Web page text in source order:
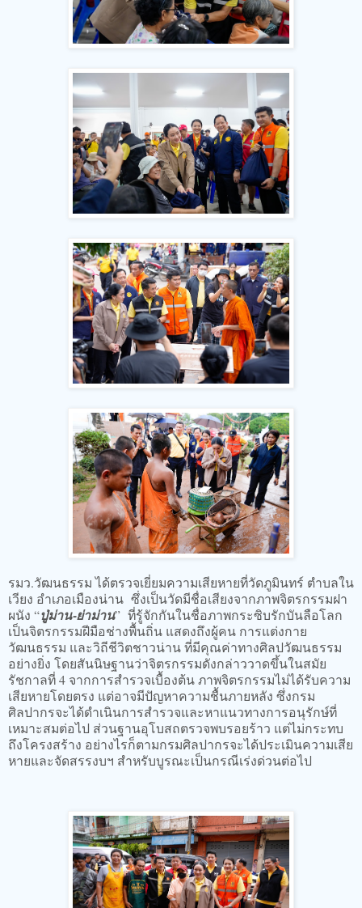
รมว.วัฒนธรรม ได้ตรวจเยี่ยมความเสียหายที่วัดภูมินทร์ ตำบลใน
เวียง อำเภอเมืองน่าน ซึ่งเป็นวัดมีชื่อเสียงจากภาพจิตรกรรมฝา
ผนัง “ปู่ม่าน‑ย่าม่าน” ที่รู้จักกันในชื่อภาพกระซิบรักบันลือโลก
เป็นจิตรกรรมฝีมือช่างพื้นถิ่น แสดงถึงผู้คน การแต่งกาย
วัฒนธรรม และวิถีชีวิตชาวน่าน ที่มีคุณค่าทางศิลปวัฒนธรรม
อย่างยิ่ง โดยสันนิษฐานว่าจิตรกรรมดังกล่าววาดขึ้นในสมัย
รัชกาลที่ 4 จากการสำรวจเบื้องต้น ภาพจิตรกรรมไม่ได้รับความ
เสียหายโดยตรง แต่อาจมีปัญหาความชื้นภายหลัง ซึ่งกรม
ศิลปากรจะได้ดำเนินการสำรวจและหาแนวทางการอนุรักษ์ที่
เหมาะสมต่อไป ส่วนฐานอุโบสถตรวจพบรอยร้าว แต่ไม่กระทบ
ถึงโครงสร้าง อย่างไรก็ตามกรมศิลปากรจะได้ประเมินความเสีย
หายและจัดสรรงบฯ สำหรับบูรณะเป็นกรณีเร่งด่วนต่อไป